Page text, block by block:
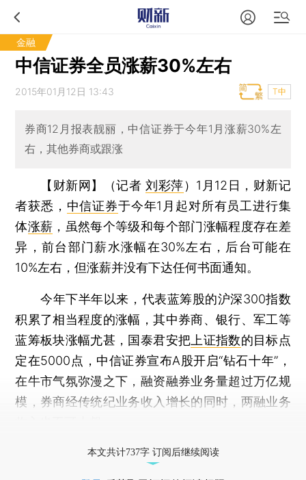
金融
中信证券全员涨薪30%左右
2015年01月12日 13:43 T中
券商12月报表靓丽，中信证券于今年1月涨薪30%左
右，其他券商或跟涨
【财新网】（记者刘彩萍） 1月12日，财新记
者获悉， 中信证券于今年1月起对所有员工进行集
体涨薪 ，虽然每个等级和每个部门涨幅程度存在差
异，前台部门薪水涨幅在30%左右，后台可能在
10%左右，但涨薪并没有下达任何书面通知。
今年下半年以来，代表蓝筹股的沪深300指数
积累了相当程度的涨幅，其中券商、银行、军工等
蓝筹板块涨幅尤甚，国泰君安把 上证指数的目标点
定在5000点，中信证券宣布A股开启“钻石十年”，
在牛市气氛弥漫之下，融资融券业务量超过万亿规
模，券商经传统纪业务收入增长的同时，两融业务
本文共计737字 订阅后继续阅读